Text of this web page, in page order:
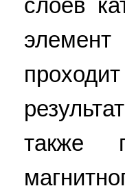
слоев
элемент
также